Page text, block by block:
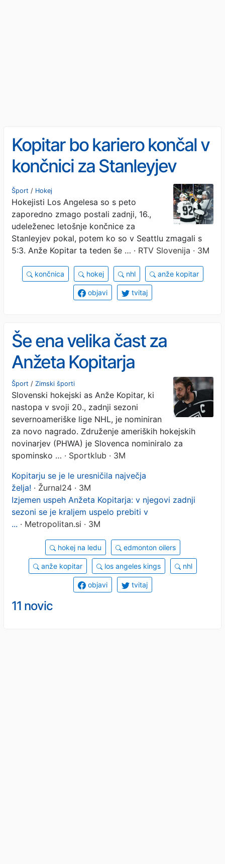
Kopitar bo kariero končal v
končnici za Stanleyjev
pokal!
Šport / Hokej
Hokejisti Los Angelesa so s peto
zaporedno zmago postali zadnji, 16.,
udeleženec letošnje končnice za
Stanleyjev pokal, potem ko so v Seattlu zmagali s
5:3. Anže Kopitar ta teden še … · RTV Slovenija · 3M
končnica hokej nhl anže kopitar
objavi tvitaj
Še ena velika čast za
Anžeta Kopitarja
Šport / Zimski športi
Slovenski hokejski as Anže Kopitar, ki
nastopa v svoji 20., zadnji sezoni
severnoameriške lige NHL, je nominiran
za novo nagrado. Združenje ameriških hokejskih
novinarjev (PHWA) je Slovenca nominiralo za
spominsko … · Sportklub · 3M
Kopitarju se je le uresničila največja
želja! · Žurnal24 · 3M
Izjemen uspeh Anžeta Kopitarja: v njegovi zadnji
sezoni se je kraljem uspelo prebiti v
... · Metropolitan.si · 3M
hokej na ledu edmonton oilers
anže kopitar los angeles kings nhl
objavi tvitaj
11 novic